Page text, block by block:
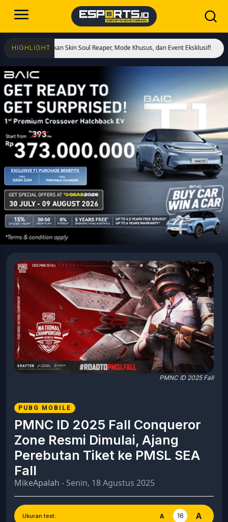
HIGHLIGHT
Skin Soul Reaper, Mode Khusus, dan Event Eksklusif! Cristiano
PMNC ID 2025 Fall
PUBG MOBILE
PMNC ID 2025 Fall Conqueror
Zone Resmi Dimulai, Ajang
Perebutan Tiket ke PMSL SEA
Fall
MikeApalah - Senin, 18 Agustus 2025
Ukuran text: A 16 A